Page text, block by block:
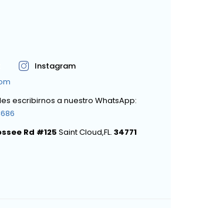
Instagram
escribirnos a nuestro WhatsApp:
Rd #125 Saint Cloud,FL. 34771